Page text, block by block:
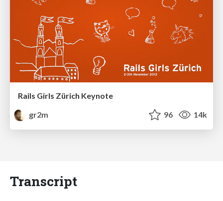
Rails Girls Zürich Keynote
gr2m
96 14k
Transcript